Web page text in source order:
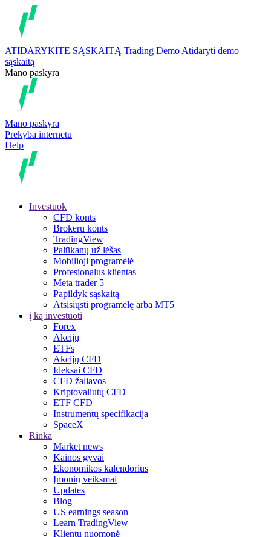
ATIDARYKITE SĄSKAITĄ Trading Demo Atidaryti demo
sąskaitą
Mano paskyra
Mano paskyra
Prekyba internetu
Help
Investuok
CFD konts
Brokeru konts
TradingView
Palūkanų už lėšas
Mobilioji programėlė
Profesionalus klientas
Meta trader 5
Papildyk sąskaitą
Atsisiųsti programėlę arba MT5
į ką investuoti
Forex
Akcijų
ETFs
Akcijų CFD
Ideksai CFD
CFD žaliavos
Kriptovaliutų CFD
ETF CFD
Instrumentų specifikacija
SpaceX
Rinka
Market news
Kainos gyvai
Ekonomikos kalendorius
Įmonių veiksmai
Updates
Blog
US earnings season
Learn TradingView
Klientų nuomonė